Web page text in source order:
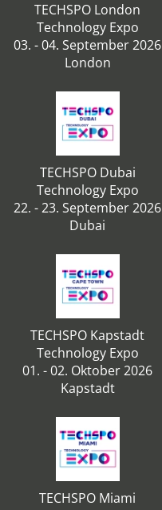
TECHSPO London
Technology Expo
03. - 04. September 2026
London
TECHSPO Dubai
Technology Expo
22. - 23. September 2026
Dubai
TECHSPO Kapstadt
Technology Expo
01. - 02. Oktober 2026
Kapstadt
TECHSPO Miami